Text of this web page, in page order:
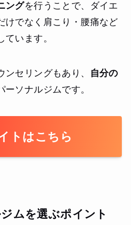
ングを行うことで、ダイエ
けでなく肩こり・腰痛など
います。
セリングもあり、
自分の
ーソナルジムです。
トはこちら
ムを選ぶポイント